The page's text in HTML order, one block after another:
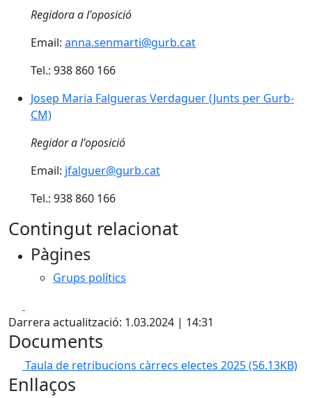
Regidora a l'oposició
Email: anna.senmarti@gurb.cat
Tel.: 938 860 166
Josep Maria Falgueras Verdaguer (Junts per Gurb-
Josep Maria Falgueras Verdaguer (Junts per Gurb-
CM)
Regidor a l'oposició
Email: jfalguer@gurb.cat
Tel.: 938 860 166
Contingut relacionat
Pàgines
Grups polítics
Darrera actualització: 1.03.2024 | 14:31
Documents
Taula de retribucions càrrecs electes 2025(56.13KB)
Enllaços